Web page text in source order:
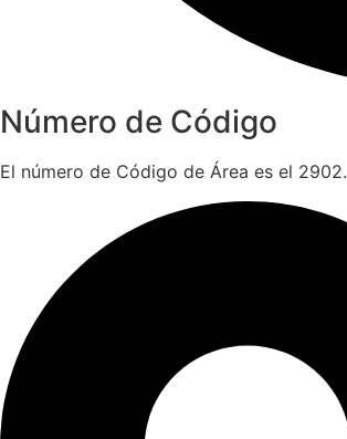
Número de Código
El número de Código de Área es el 2902.